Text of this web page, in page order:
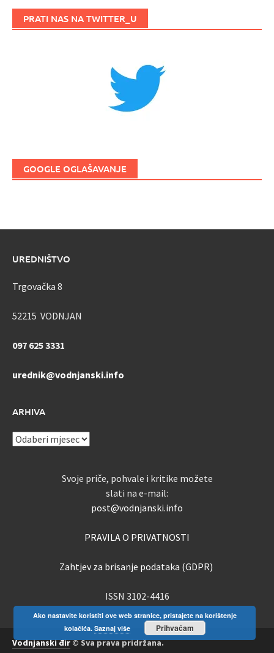
PRATI NAS NA TWITTER_U
GOOGLE OGLAŠAVANJE
UREDNIŠTVO
Trgovačka 8
52215 VODNJAN
097 625 3331
urednik@vodnjanski.info
ARHIVA
ARHIVA
Svoje priče, pohvale i kritike možete
slati na e-mail:
post@vodnjanski.info
PRAVILA O PRIVATNOSTI
Zahtjev za brisanje podataka (GDPR)
ISSN 3102-4416
Vodnjanski đir© Sva prava pridržana.
Ako nastavite koristiti ove web stranice, pristajete na korištenje
kolačića. Saznaj više Prihvaćam